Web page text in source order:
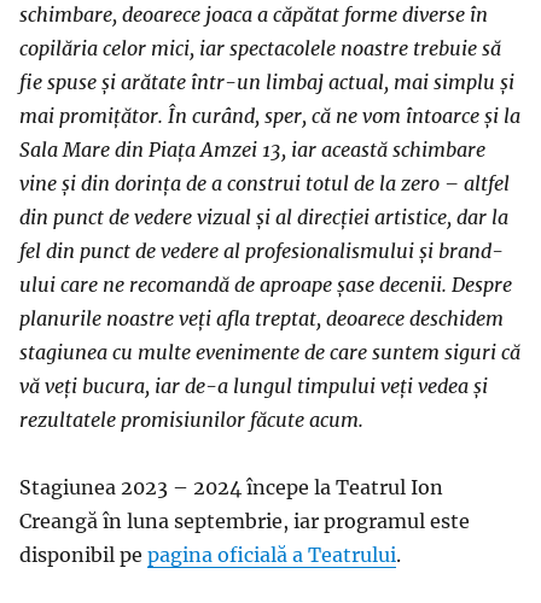
schimbare, deoarece joaca a căpătat forme diverse în
copilăria celor mici, iar spectacolele noastre trebuie să
fie spuse și arătate într-un limbaj actual, mai simplu și
mai promițător. În curând, sper, că ne vom întoarce și la
Sala Mare din Piața Amzei 13, iar această schimbare
vine și din dorința de a construi totul de la zero – altfel
din punct de vedere vizual și al direcției artistice, dar la
fel din punct de vedere al profesionalismului și brand-
ului care ne recomandă de aproape șase decenii. Despre
planurile noastre veți afla treptat, deoarece deschidem
stagiunea cu multe evenimente de care suntem siguri că
vă veți bucura, iar de-a lungul timpului veți vedea și
rezultatele promisiunilor făcute acum.
Stagiunea 2023 – 2024 începe la Teatrul Ion
Creangă în luna septembrie, iar programul este
disponibil pe pagina oficială a Teatrului.